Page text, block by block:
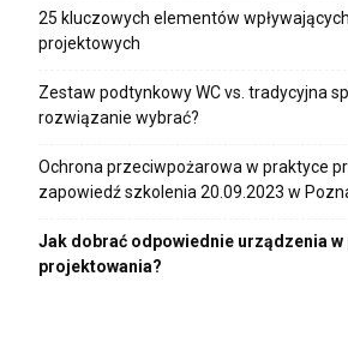
25 kluczowych elementów
projektowych
Zestaw podtynkowy WC vs. tradycyjna
rozwiązanie wybrać?
Ochrona przeciwpożarowa w praktyce
zapowiedź szkolenia 20.09.2023 w
Jak dobrać odpowiednie urządzenia
projektowania?